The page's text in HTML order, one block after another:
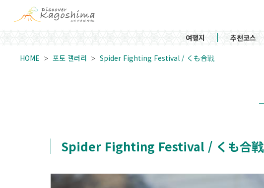
여행지 추천코스
HOME 포토 갤러리 Spider Fighting Festival / くも合戦
Spider Fighting Festival / くも合戦